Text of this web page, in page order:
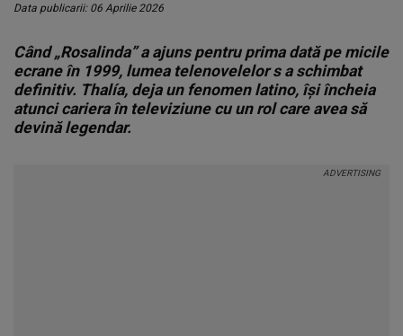
Data publicarii: 06 Aprilie 2026
Când „Rosalinda” a ajuns pentru prima dată pe micile
ecrane în 1999, lumea telenovelelor s a schimbat
definitiv. Thalía, deja un fenomen latino, își încheia
atunci cariera în televiziune cu un rol care avea să
devină legendar.